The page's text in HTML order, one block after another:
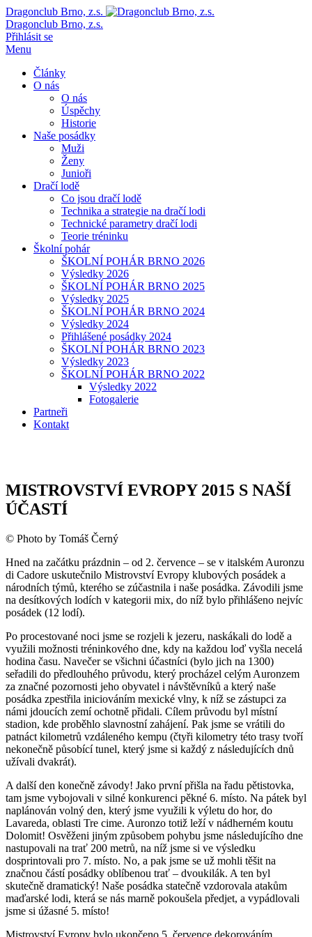
Dragonclub Brno, z.s.
Dragonclub Brno, z.s.
Přihlásit se
Menu
Články
O nás
O nás
Úspěchy
Historie
Naše posádky
Muži
Ženy
Junioři
Dračí lodě
Co jsou dračí lodě
Technika a strategie na dračí lodi
Technické parametry dračí lodi
Teorie tréninku
Školní pohár
ŠKOLNÍ POHÁR BRNO 2026
Výsledky 2026
ŠKOLNÍ POHÁR BRNO 2025
Výsledky 2025
ŠKOLNÍ POHÁR BRNO 2024
Výsledky 2024
Přihlášené posádky 2024
ŠKOLNÍ POHÁR BRNO 2023
Výsledky 2023
ŠKOLNÍ POHÁR BRNO 2022
Výsledky 2022
Fotogalerie
Partneři
Kontakt
MISTROVSTVÍ EVROPY 2015 S NAŠÍ
ÚČASTÍ
© Photo by Tomáš Černý
Hned na začátku prázdnin – od 2. července – se v italském Auronzu
di Cadore uskutečnilo Mistrovství Evropy klubových posádek a
národních týmů, kterého se zúčastnila i naše posádka. Závodili jsme
na desítkových lodích v kategorii mix, do níž bylo přihlášeno nejvíc
posádek (12 lodí).
Po procestované noci jsme se rozjeli k jezeru, naskákali do lodě a
využili možnosti tréninkového dne, kdy na každou loď vyšla necelá
hodina času. Navečer se všichni účastníci (bylo jich na 1300)
seřadili do předlouhého průvodu, který procházel celým Auronzem
za značné pozornosti jeho obyvatel i návštěvníků a který naše
posádka zpestřila iniciováním mexické vlny, k níž se zástupci za
námi jdoucích zemí ochotně přidali. Cílem průvodu byl místní
stadion, kde proběhlo slavnostní zahájení. Pak jsme se vrátili do
patnáct kilometrů vzdáleného kempu (čtyři kilometry této trasy tvoří
nekonečně působící tunel, který jsme si každý z následujících dnů
užívali dvakrát).
A další den konečně závody! Jako první přišla na řadu pětistovka,
tam jsme vybojovali v silné konkurenci pěkné 6. místo. Na pátek byl
naplánován volný den, který jsme využili k výletu do hor, do
Lavareda, oblasti Tre cime. Auronzo totiž leží v nádherném koutu
Dolomit! Osvěženi jiným způsobem pohybu jsme následujícího dne
nastupovali na trať 200 metrů, na níž jsme si ve výsledku
dosprintovali pro 7. místo. No, a pak jsme se už mohli těšit na
značnou částí posádky oblíbenou trať – dvoukilák. A ten byl
skutečně dramatický! Naše posádka statečně vzdorovala atakům
maďarské lodi, která se nás marně pokoušela předjet, a vypádlovali
jsme si úžasné 5. místo!
Mistrovství Evropy bylo ukončeno 5. července dekorováním